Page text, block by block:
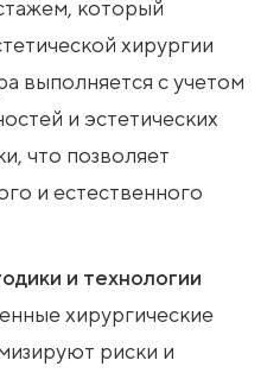
который
хирургии
выполняется с учетом
и эстетических
что позволяет
и естественного
и технологии
хирургические
риски и